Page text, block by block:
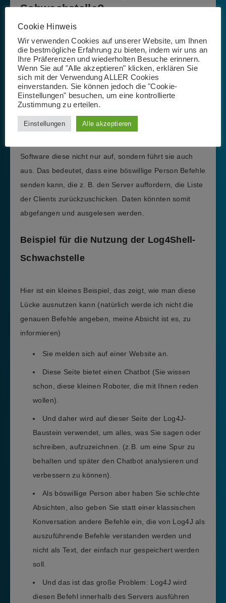
Schwachstelle?
Unter Ausnutzung dieser Schwachstelle ist es möglich,
aus der Ferne einen Code auf dem betroffenen Server
auszuführen.
Die Log-Software ist nämlich so konzipiert, dass sie
Informationen empfängt und diese aufzeichnet.
Wenn man anstelle von Informationen Befehle sendet,
Software diese nicht nur auf, sondern führt sie auch
aus. Das bedeutet, dass eine böswillige Person Befehle
senden kann, die z. B. den Server auffordern, die Liste
der Clients zurückzuschicken. Daten könnten somit
abgefangen und ausgelesen werden.
Beispiel für die Nutzung der Log4Shell-
Schwachstelle
Hier ist ein kleines Beispiel, das zeigt, wie man diese
Lücke ausnutzen kann (natürlich werde ich nicht die
genauen Befehle angeben, meine Absicht ist es, zu
informieren)
Sie melden sich auf einer Website an.
Diese Seite bietet einen Chatbot (Sie wissen
schon, diese kleinen Roboter, die mit Ihnen reden
wollen).
Und daher wird auf dieser Seite der Log4J-
Baustein verwendet, um alles, was Sie sagen oder
schreiben, aufzuzeichnen. (z.B. um eine Spur zu
behalten und später den Chatbot analysieren und
verbessern zu können).
Als böswillige Person aber haben Sie schlechte
Absichten, also geben Sie statt einer klassischen
Konversation andere Befehle ein, die von Log4J als
auszuführende Befehle verstanden werden und
nicht als Text, der einfach nur gespeichert werden
soll.
Und das ist das große Problem: Log4J wird
diesen Befehl innerhalb des Servers ausführen
Cookie Hinweis
Wir verwenden Cookies auf unserer Website, um Ihnen
die bestmögliche Erfahrung zu bieten, indem wir uns an
Ihre Präferenzen und wiederholten Besuche erinnern.
Wenn Sie auf "Alle akzeptieren" klicken, erklären Sie
sich mit der Verwendung ALLER Cookies
einverstanden. Sie können jedoch die "Cookie-
Einstellungen" besuchen, um eine kontrollierte
Zustimmung zu erteilen.
Einstellungen Alle akzeptieren